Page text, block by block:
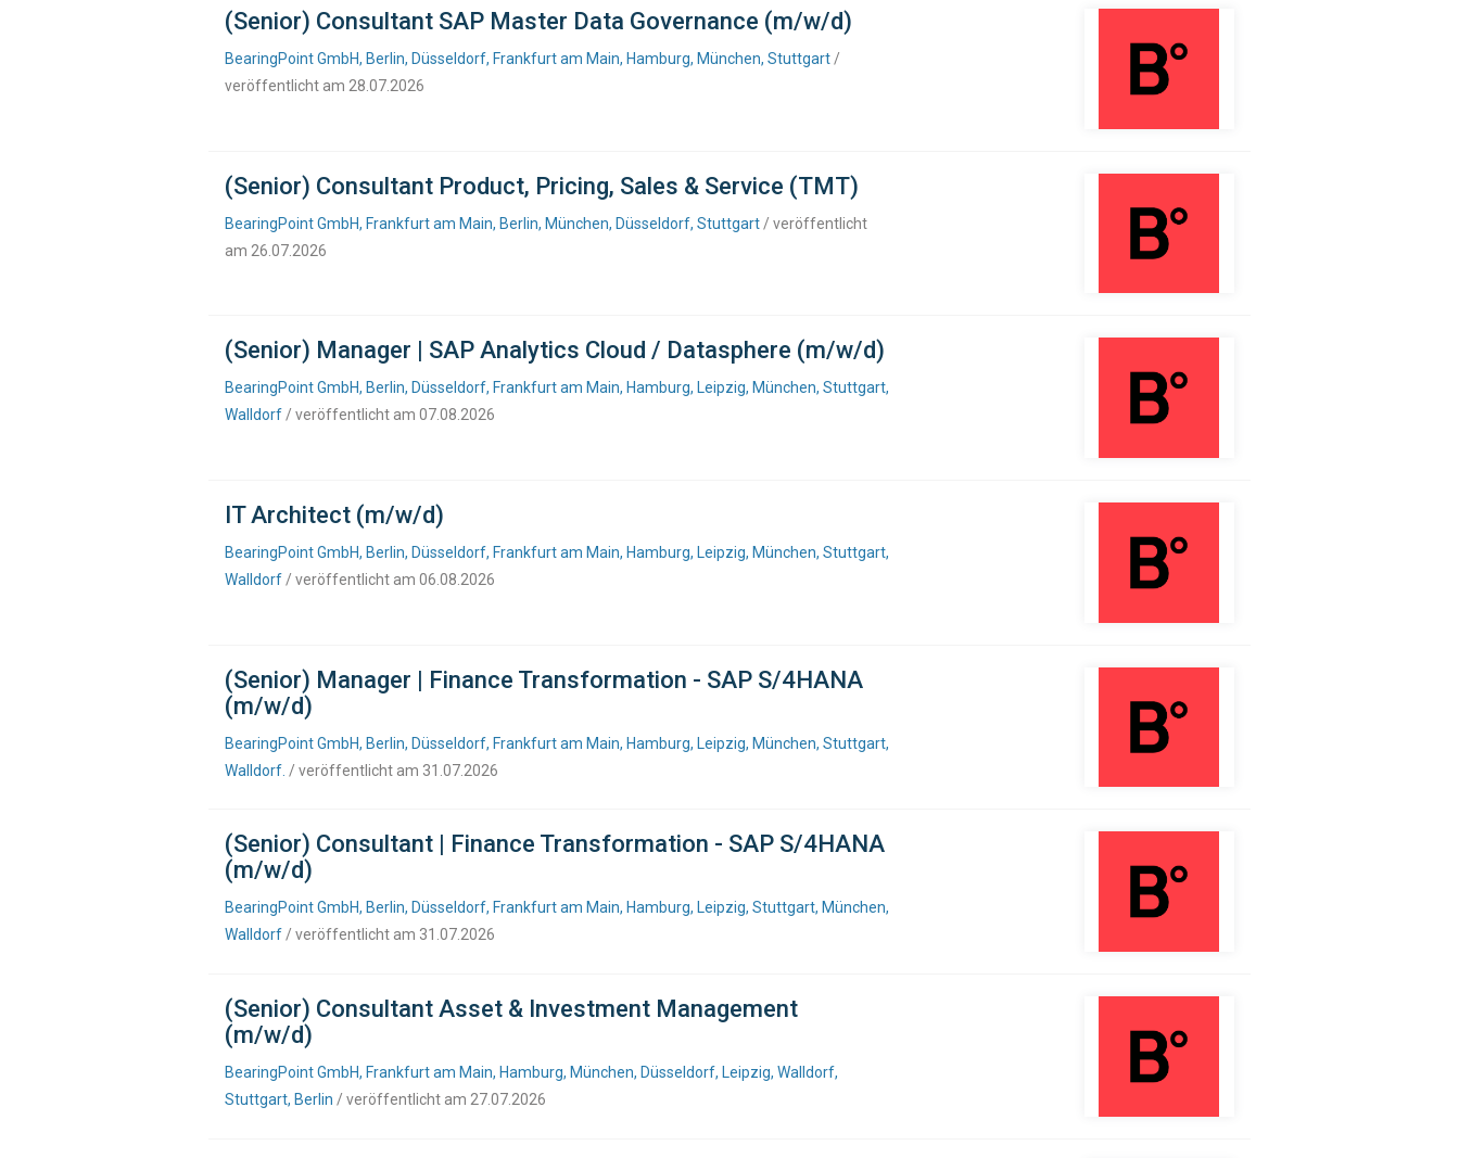
(Senior) Consultant SAP Master Data Governance (m/w/d)
BearingPoint GmbH, Berlin, Düsseldorf, Frankfurt am Main, Hamburg, München, Stuttgart /
veröffentlicht am 28.07.2026
(Senior) Consultant Product, Pricing, Sales & Service (TMT)
BearingPoint GmbH, Frankfurt am Main, Berlin, München, Düsseldorf, Stuttgart / veröffentlicht
am 26.07.2026
(Senior) Manager | SAP Analytics Cloud / Datasphere (m/w/d)
BearingPoint GmbH, Berlin, Düsseldorf, Frankfurt am Main, Hamburg, Leipzig, München, Stuttgart,
Walldorf/ veröffentlicht am 07.08.2026
IT Architect (m/w/d)
BearingPoint GmbH, Berlin, Düsseldorf, Frankfurt am Main, Hamburg, Leipzig, München, Stuttgart,
Walldorf / veröffentlicht am 06.08.2026
(Senior) Manager | Finance Transformation - SAP S/4HANA
(m/w/d)
BearingPoint GmbH, Berlin, Düsseldorf, Frankfurt am Main, Hamburg, Leipzig, München, Stuttgart,
Walldorf. / veröffentlicht am 31.07.2026
(Senior) Consultant | Finance Transformation - SAP S/4HANA
(m/w/d)
BearingPoint GmbH, Berlin, Düsseldorf, Frankfurt am Main, Hamburg, Leipzig, Stuttgart, München,
Walldorf / veröffentlicht am 31.07.2026
(Senior) Consultant Asset & Investment Management
(m/w/d)
BearingPoint GmbH, Frankfurt am Main, Hamburg, München, Düsseldorf, Leipzig, Walldorf,
Stuttgart, Berlin / veröffentlicht am 27.07.2026